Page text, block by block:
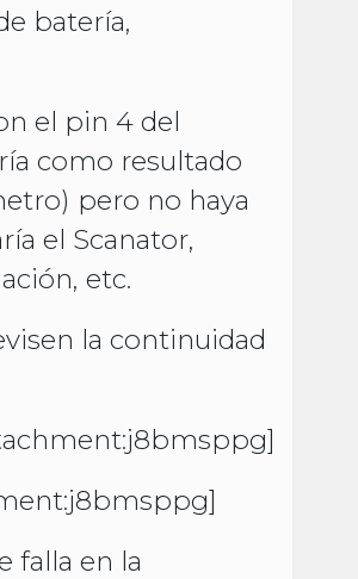
batería,
el pin 4 del
como resultado
pero no haya
el Scanator,
etc.
la continuidad
falla en la